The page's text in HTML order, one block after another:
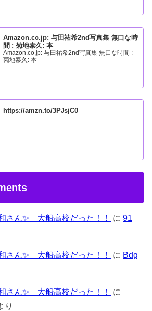
Amazon.co.jp: 与田祐希2nd写真集 無口な時
間 : 菊地泰久: 本
Amazon.co.jp: 与田祐希2nd写真集 無口な時間 :
菊地泰久: 本
https://amzn.to/3PJsjC0
さん✨ 大船高校だった！！ に 91
さん✨ 大船高校だった！！ に Bdg
さん✨ 大船高校だった！！
に
り